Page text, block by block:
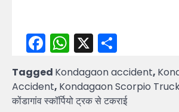
Facebook
WhatsApp
X
Tagged Kondagaon accident,
Accident, Kondagaon Scorpio
कोंडागांव स्कॉर्पियो ट्रक से टकराई